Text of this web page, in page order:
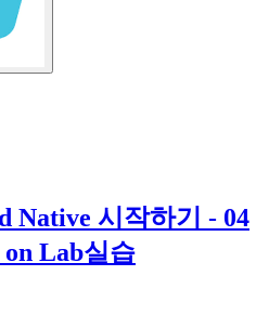
Native 시작하기 - 04
on Lab실습